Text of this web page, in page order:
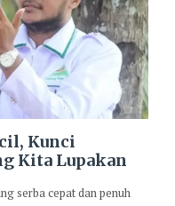
Kunci
Kita Lupakan
serba cepat dan penuh